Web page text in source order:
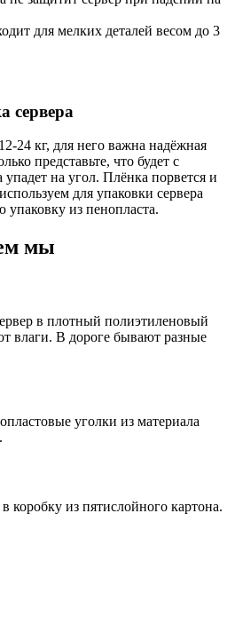
для мелких деталей весом до 3
сервера
24 кг, для него важна надёжная
представьте, что будет с
упадет на угол. Плёнка порвется и
для упаковки сервера
упаковку из пенопласта.
мы
в плотный полиэтиленовый
влаги. В дороге бывают разные
уголки из материала
коробку из пятислойного картона.